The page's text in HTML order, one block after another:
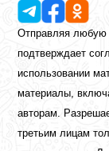
Отправляя любую
подтверждает
использовании
материалы,
авторам.
третьим лицам